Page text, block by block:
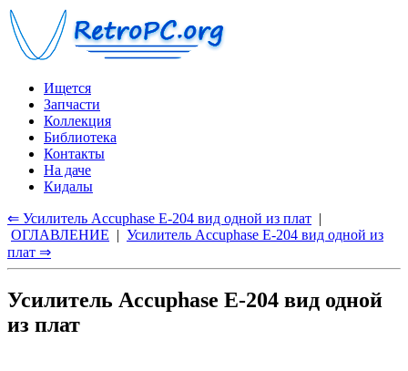
Ищется
Запчасти
Коллекция
Библиотека
Контакты
На даче
Кидалы
⇐ Усилитель Accuphase E-204 вид одной из плат |
ОГЛАВЛЕНИЕ | Усилитель Accuphase E-204 вид одной из
плат ⇒
Усилитель Accuphase E-204 вид одной
из плат